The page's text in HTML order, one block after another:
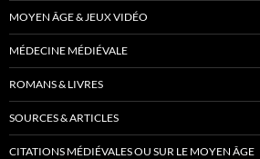
MOYEN ÂGE & JEUX VIDÉO
MÉDECINE MÉDIÉVALE
ROMANS & LIVRES
SOURCES & ARTICLES
CITATIONS MÉDIÉVALES OU SUR LE MOYEN ÂGE